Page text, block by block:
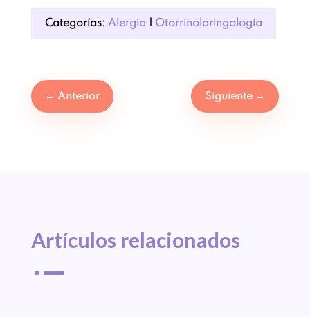
Categorías: Alergia Otorrinolaringología
← Anterior Siguiente →
Artículos relacionados
^